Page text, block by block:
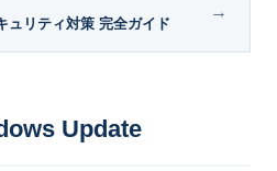
ュリティ対策 完全ガイド
→
Update